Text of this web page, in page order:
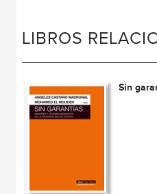
LIBROS
Sin